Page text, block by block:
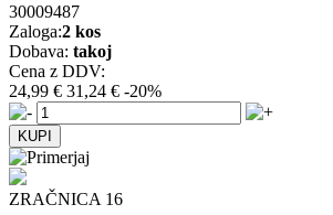
30009487
Zaloga:2 kos
Dobava: takoj
Cena z DDV:
24,99 € 31,24 € -20%
ZRAČNICA 16